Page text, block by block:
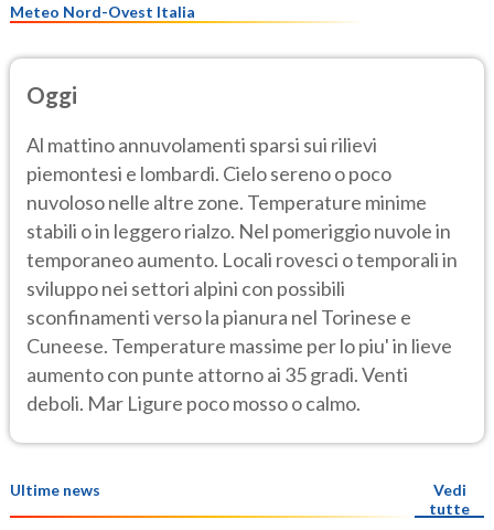
Meteo Nord-Ovest Italia
Oggi
Al mattino annuvolamenti sparsi sui rilievi
piemontesi e lombardi. Cielo sereno o poco
nuvoloso nelle altre zone. Temperature minime
stabili o in leggero rialzo. Nel pomeriggio nuvole in
temporaneo aumento. Locali rovesci o temporali in
sviluppo nei settori alpini con possibili
sconfinamenti verso la pianura nel Torinese e
Cuneese. Temperature massime per lo piu' in lieve
aumento con punte attorno ai 35 gradi. Venti
deboli. Mar Ligure poco mosso o calmo.
Ultime news
Vedi
tutte